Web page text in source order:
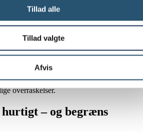
Tillad alle
Tillad valgte
Afvis
lyde i væggen
boligen
flere af disse tegn, bør du straks
og kontakte en VVS-tekniker på telefon
med vandledningsskade, herunder
vandledningen, lokaliseret og løst, før
Tidlig indsats kan spare dig for store
overraskelser.
– og begræns